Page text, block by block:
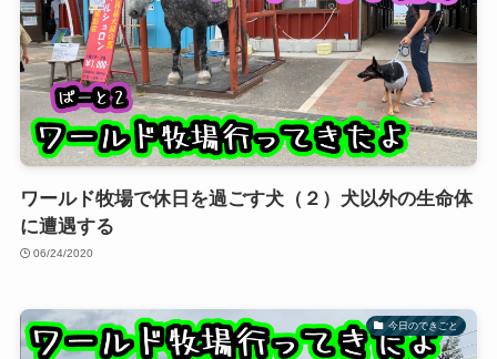
ワールド牧場で休日を過ごす犬（２）犬以外の生命体
に遭遇する
06/24/2020
今日のできごと